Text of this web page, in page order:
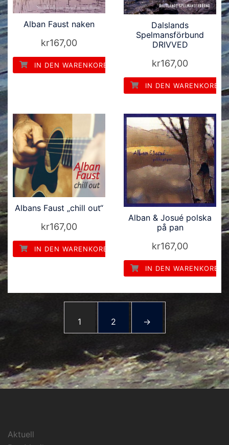
Alban Faust naken
kr167,00
IN DEN WARENKORB
Dalslands
Spelmansförbund
DRIVVED
kr167,00
IN DEN WARENKORB
Albans Faust „chill out“
kr167,00
IN DEN WARENKORB
Alban & Josué polska
på pan
kr167,00
IN DEN WARENKORB
1 2 →
Aktuell